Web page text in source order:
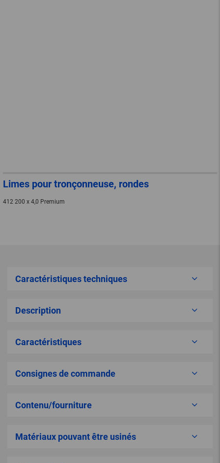
Limes pour tronçonneuse, rondes
412 200 x 4,0 Premium
Caractéristiques techniques
Description
Caractéristiques
Consignes de commande
Contenu/fourniture
Matériaux pouvant être usinés